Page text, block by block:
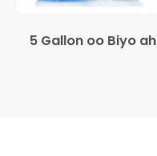
5 Gallon oo Biyo ah